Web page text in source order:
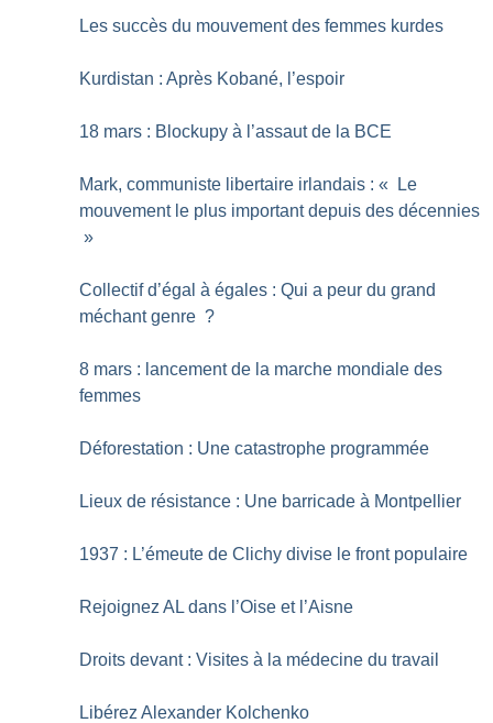
Les succès du mouvement des femmes kurdes
Kurdistan : Après Kobané, l’espoir
18 mars : Blockupy à l’assaut de la BCE
Mark, communiste libertaire irlandais : «
Le
mouvement le plus important depuis des décennies
»
Collectif d’égal à égales : Qui a peur du grand
méchant genre ?
8 mars : lancement de la marche mondiale des
femmes
Déforestation : Une catastrophe programmée
Lieux de résistance : Une barricade à Montpellier
1937 : L’émeute de Clichy divise le front populaire
Rejoignez AL dans l’Oise et l’Aisne
Droits devant : Visites à la médecine du travail
Libérez Alexander Kolchenko